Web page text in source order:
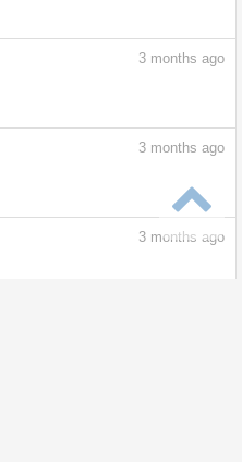
2 months ago
2 months ago
2 months ago